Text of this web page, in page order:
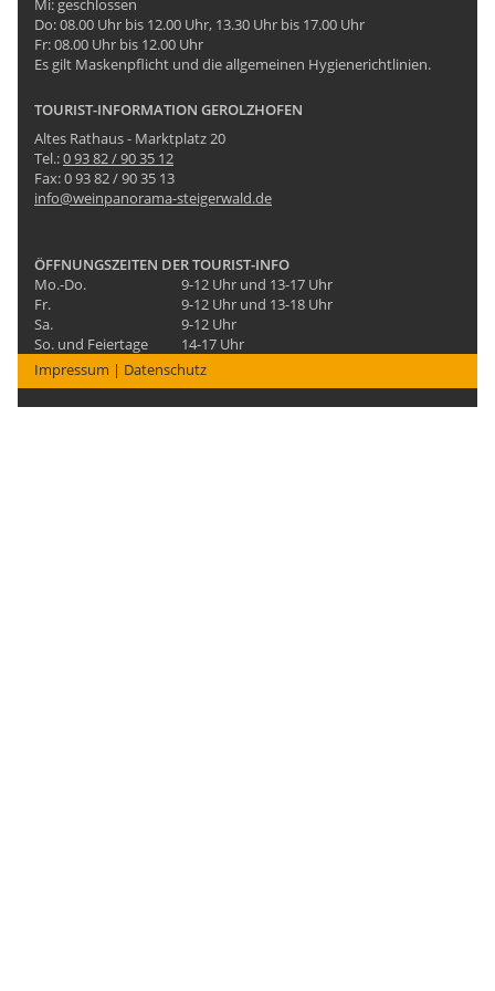
Mi: geschlossen
Do: 08.00 Uhr bis 12.00 Uhr, 13.30 Uhr bis 17.00 Uhr
Fr: 08.00 Uhr bis 12.00 Uhr
Es gilt Maskenpflicht und die allgemeinen Hygienerichtlinien.
TOURIST-INFORMATION GEROLZHOFEN
Altes Rathaus - Marktplatz 20
Tel.:0 93 82 / 90 35 12
Fax: 0 93 82 / 90 35 13
info@weinpanorama-steigerwald.de
ÖFFNUNGSZEITEN DER TOURIST-INFO
Mo.-Do.
9-12 Uhr und 13-17 Uhr
Fr.
9-12 Uhr und 13-18 Uhr
Sa.
9-12 Uhr
So. und Feiertage
14-17 Uhr
Impressum | Datenschutz